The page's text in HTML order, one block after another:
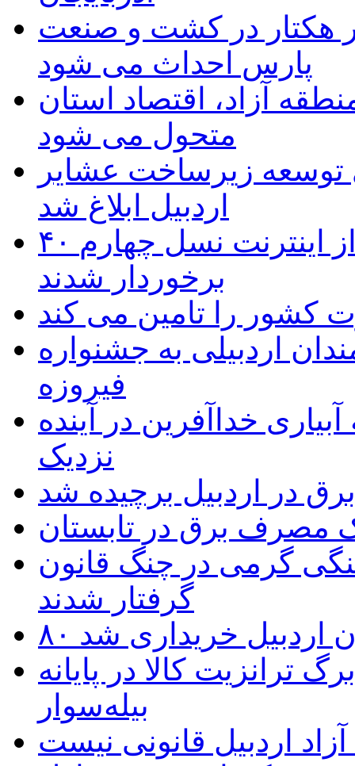
هکتار در کشت و صنعت
پارس احداث می شود
آزاد، اقتصاد استان
متحول می شود
برای توسعه زیرساخت عشایر
اردبیل ابلاغ شد
۴۰ روستای شهرستان گِرمی از اینترنت نسل چهارم
برخوردار شدند
به۵۰ اثر هنرمندان اردبیلی به جشنواره
فیروزه
خداآفرین در آینده
نزدیک
مصرف برق در تابستان
گرمی در چنگ قانون
گرفتار شدند
اردبیل خریداری شد
کالا در پایانه
بیله‌سوار
اردبیل قانونی نیست